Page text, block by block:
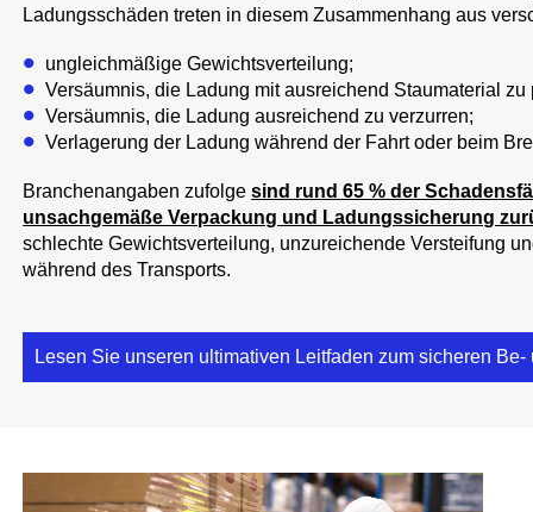
Ladungsschäden treten in diesem Zusammenhang aus
ungleichmäßige Gewichtsverteilung;
Versäumnis, die Ladung mit ausreichend Staumaterial zu
Versäumnis, die Ladung ausreichend zu verzurren;
Verlagerung der Ladung während der Fahrt oder beim
Branchenangaben zufolgesind rund 65 % der
unsachgemäße Verpackung und Ladungssicherung
schlechte Gewichtsverteilung, unzureichende Versteifung
während des Transports.
Lesen Sie unseren ultimativen Leitfaden zum sicheren